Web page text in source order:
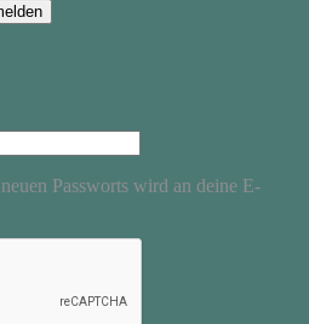
Passworts wird an deine E-